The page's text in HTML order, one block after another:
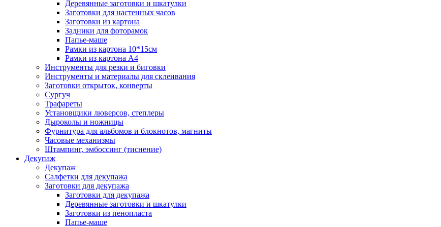
Деревянные заготовки и шкатулки
Заготовки для настенных часов
Заготовки из картона
Задники для фоторамок
Папье-маше
Рамки из картона 10*15см
Рамки из картона А4
Инструменты для резки и биговки
Инструменты и материалы для склеивания
Заготовки открыток, конверты
Сургуч
Трафареты
Установщики люверсов, степлеры
Дыроколы и ножницы
Фурнитура для альбомов и блокнотов, магниты
Часовые механизмы
Штампинг, эмбоссинг (тиснение)
Декупаж
Декупаж
Салфетки для декупажа
Заготовки для декупажа
Заготовки для декупажа
Деревянные заготовки и шкатулки
Заготовки из пенопласта
Папье-маше